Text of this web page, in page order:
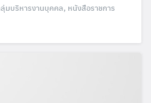
มบริหารงานบุคคล, หนังสือราชการ